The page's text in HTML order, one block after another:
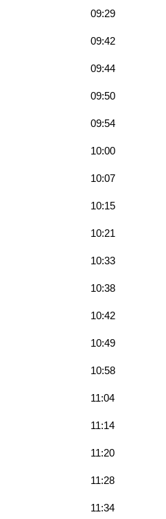
09:29
09:42
09:44
09:50
09:54
10:00
10:07
10:15
10:21
10:33
10:38
10:42
10:49
10:58
11:04
11:14
11:20
11:28
11:34